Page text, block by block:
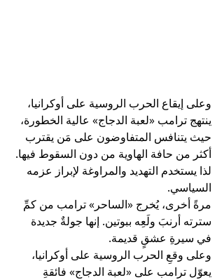
وعلى إيقاع الحرب الروسية على أوكرانيا،
ينتهج ترامب «لعبة الدجاج» عالية الخطورة،
حيث يتنافس المتفاوضون على مَن يقترب
أكثر من حافة الهاوية من دون السقوط فيها.
لذا يستخدم التهديد والمراوغة لإبراز عزمه
السياسي.
مرةً أخرى، يُخرج «الساحر» ترامب من كمِّ
سترته أرنبَ ولَعِه ببوتين. إنها جولةٌ جديدة
في سيرةِ عشقٍ قديمة.
وعلى وقعِ الحرب الروسية على أوكرانيا،
يعوّل ترامب على «لعبة الدجاج» فائقةِ